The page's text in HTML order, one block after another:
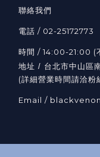
聯絡我們
電話 / 02-25172773
時間 / 14:00-21:00 (
地址 / 台北市中山區
(詳細營業時間請洽粉
Email /